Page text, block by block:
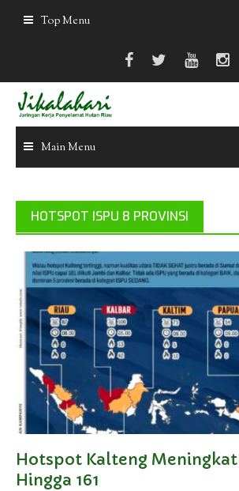
Top Menu
Main Menu
HOTSPOT ISPU 8 PROVINSI
Hotspot Kalteng
Hingga 161